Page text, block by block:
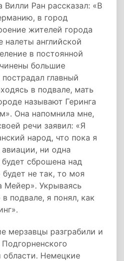
Вилли Ран рассказал: «В
в город
жителей города
налеты английской
в постоянной
большие
главный
в подвале, мать
называют Геринга
Она напомнила мне,
речи заявил: «Я
народ, что пока я
ни одна
сброшена над
не так, то моя
Мейер». Укрываясь
подвале, я понял, как
мерзавцы разграбили и
области. Немецкие